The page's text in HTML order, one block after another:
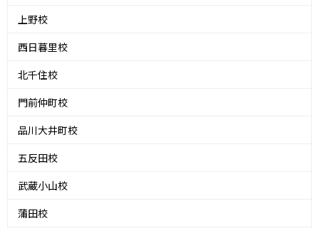
上野校
西日暮里校
北千住校
門前仲町校
品川大井町校
五反田校
武蔵小山校
蒲田校